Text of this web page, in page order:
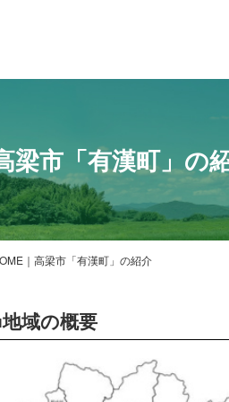
梁市「有漢町」の
高梁市「有漢町」の紹介
地域の概要